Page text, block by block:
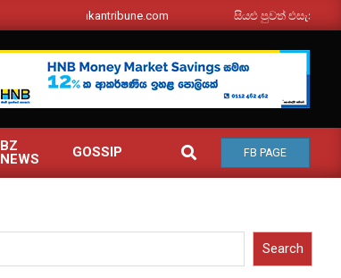
srilankantribune.com සියළු පුවත් එසැනින් ඔබ වෙත
BZ
NEWS
GOSSIP SEARCH
FB PAGE
Search